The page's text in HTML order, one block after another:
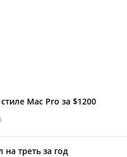
Mac Pro за $1200
треть за год